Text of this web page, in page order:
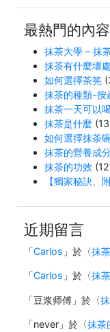
最熱門的內容
抹茶大學 – 抹
抹茶有什麼壞
如何選擇茶筅
抹茶的種類-按
抹茶一天可以
抹茶是什麼
如何選擇抹茶
抹茶的營養成
抹茶的功效
【獨家秘訣、
近期留言
「Carlos 」於〈抹
「Carlos 」於〈抹
「豆浆师傅 」於〈
「never 」於〈抹茶